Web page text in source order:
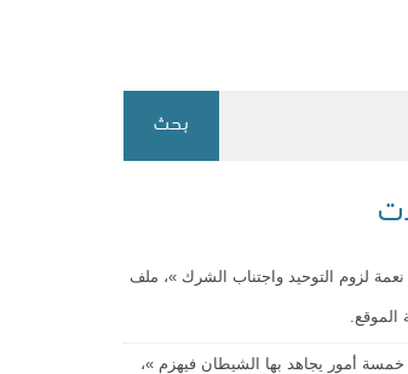
لزوم التوحيد واجتناب الشرك »، ملف
أمور يجاهد بها الشيطان فيهزم »،